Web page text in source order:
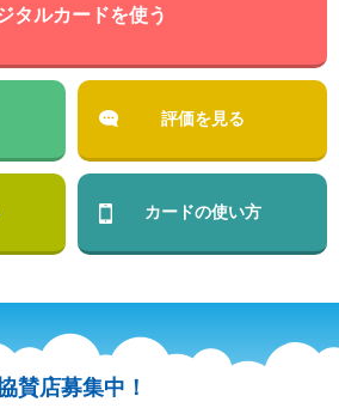
タルカードを使う
評価を見る
カードの使い方
賛店募集中！